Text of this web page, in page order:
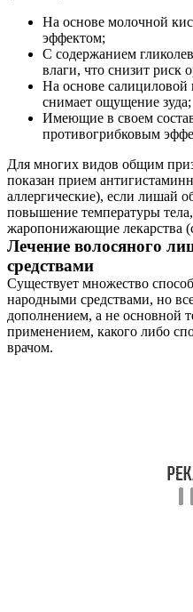
На основе молочной
эффектом;
С содержанием
влаги, что снизит риск
На основе салициловой
снимает ощущение зуда;
Имеющие в своем
противогрибковым
Для многих видов общим
показан прием
аллергические), если лишай
повышение температуры
жаропонижающие лекарства
Лечение волосяного
средствами
Существует множество
народными средствами, но
дополнением, а не основной
применением, какого либо
врачом.